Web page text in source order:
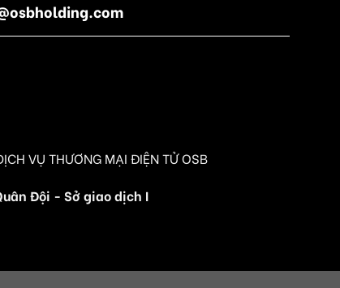
VỤ THƯƠNG MẠI ĐIỆN TỬ OSB
Đội - Sở giao dịch I